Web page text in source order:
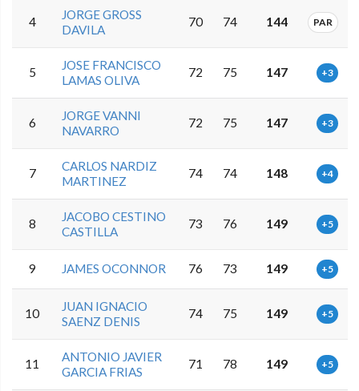
4
JORGE GROSS
DAVILA
70 74 144 PAR
5
JOSE FRANCISCO
LAMAS OLIVA
72 75 147 +3
6
JORGE VANNI
NAVARRO
72 75 147 +3
7
CARLOS NARDIZ
MARTINEZ
74 74 148 +4
8
JACOBO CESTINO
CASTILLA
73 76 149 +5
9 JAMES OCONNOR 76 73 149 +5
10
JUAN IGNACIO
SAENZ DENIS
74 75 149 +5
11
ANTONIO JAVIER
GARCIA FRIAS
71 78 149 +5